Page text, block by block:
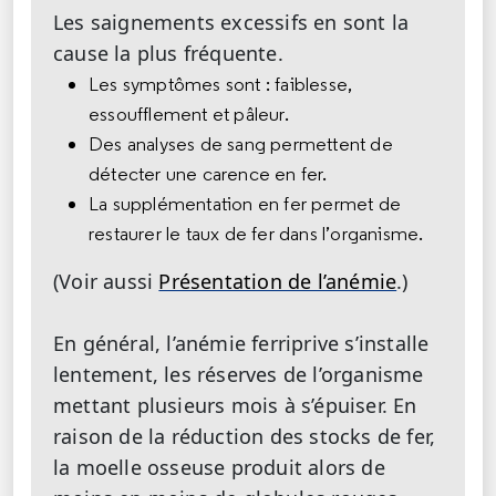
Les saignements excessifs en sont la
cause la plus fréquente.
Les symptômes sont : faiblesse,
essoufflement et pâleur.
Des analyses de sang permettent de
détecter une carence en fer.
La supplémentation en fer permet de
restaurer le taux de fer dans l’organisme.
(Voir aussi Présentation de l’anémie.)
En général, l’anémie ferriprive s’installe
lentement, les réserves de l’organisme
mettant plusieurs mois à s’épuiser. En
raison de la réduction des stocks de fer,
la moelle osseuse produit alors de